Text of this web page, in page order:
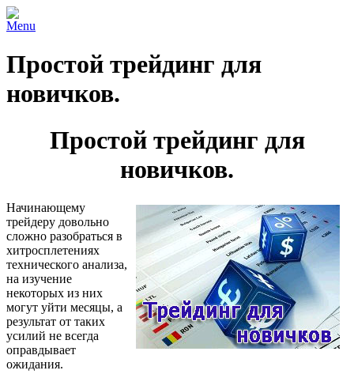
Menu
Простой трейдинг для
новичков.
Простой трейдинг для
новичков.
Начинающему
трейдеру довольно
сложно разобраться в
хитросплетениях
технического анализа,
на изучение
некоторых из них
могут уйти месяцы, а
результат от таких
усилий не всегда
оправдывает
ожидания.